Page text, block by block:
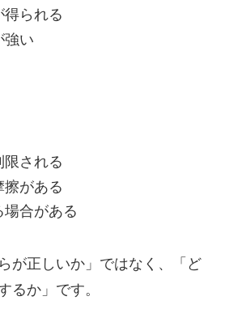
られる
強い
される
がある
合がある
が正しいか」ではなく、「ど
るか」です。